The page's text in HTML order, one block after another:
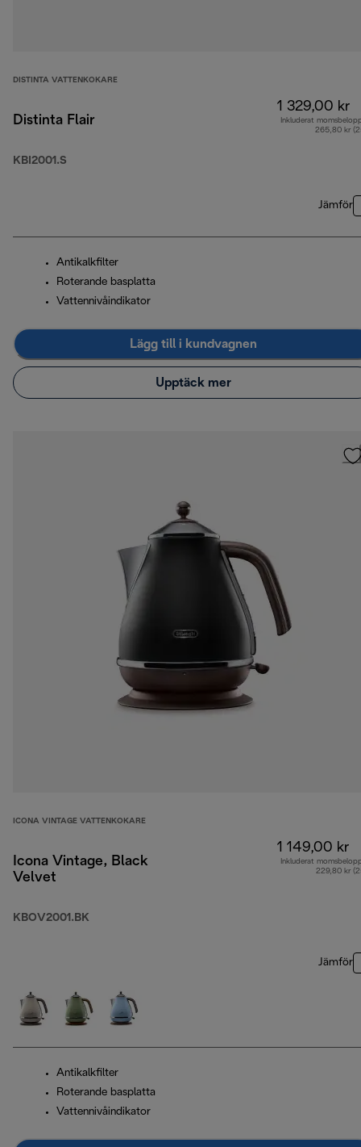
DISTINTA VATTENKOKARE
Distinta Flair
KBI2001.S
1 329,00 kr
Inkluderat
265,80 kr
Jämför
Antikalkfilter
Roterande basplatta
Vattennivåindikator
Lägg till i kundvagnen
Upptäck mer
ICONA VINTAGE VATTENKOKARE
Icona Vintage, Black
Velvet
KBOV2001.BK
1 149,00 kr
Inkluderat
229,80 kr
Jämför
Antikalkfilter
Roterande basplatta
Vattennivåindikator